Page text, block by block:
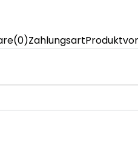
(0)Zahlungsart